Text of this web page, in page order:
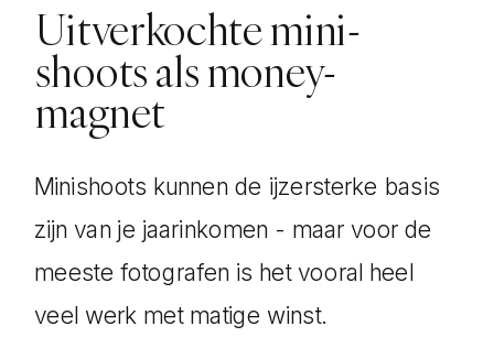
Minishoots kunnen de ijzersterke basis
zijn van je jaarinkomen - maar voor de
meeste fotografen is het vooral heel
veel werk met matige winst.
Uitverkochte mini-
shoots als money-
magnet